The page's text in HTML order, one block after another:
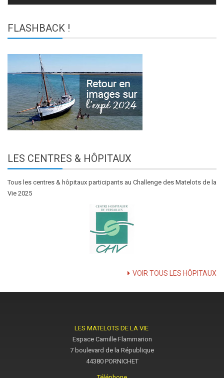
FLASHBACK !
LES CENTRES & HÔPITAUX
Tous les centres & hôpitaux participants au Challenge des Matelots de la
Vie 2025
VOIR TOUS LES HÔPITAUX
LES MATELOTS DE LA VIE
Espace Camille Flammarion
7 boulevard de la République
44380 PORNICHET